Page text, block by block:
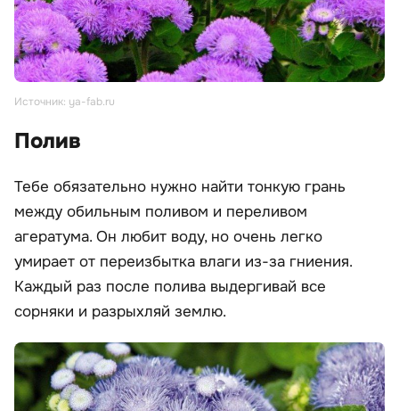
Источник: ya-fab.ru
Полив
Тебе обязательно нужно найти тонкую грань
между обильным поливом и переливом
агератума. Он любит воду, но очень легко
умирает от переизбытка влаги из-за гниения.
Каждый раз после полива выдергивай все
сорняки и разрыхляй землю.